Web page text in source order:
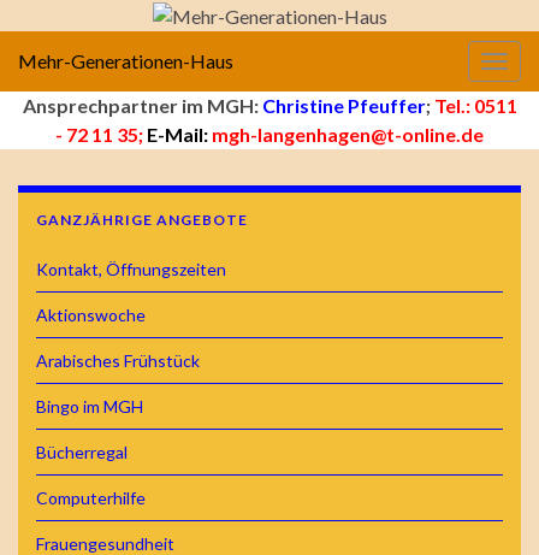
Mehr-Generationen-Haus
Ansprechpartner im MGH: Christine Pfeuffer; Tel.: 0511
- 72 11 35; E-Mail: mgh-langenhagen@t-online.de
GANZJÄHRIGE ANGEBOTE
Kontakt, Öffnungszeiten
Aktionswoche
Arabisches Frühstück
Bingo im MGH
Bücherregal
Computerhilfe
Frauengesundheit